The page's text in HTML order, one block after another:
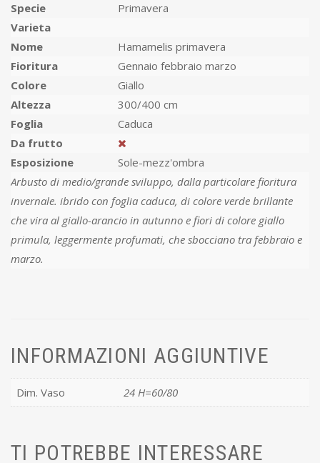
Specie
Primavera
Varieta
Nome
Hamamelis primavera
Fioritura
Gennaio febbraio marzo
Colore
Giallo
Altezza
300/400 cm
Foglia
Caduca
Da frutto
Esposizione
Sole-mezz'ombra
Arbusto di medio/grande sviluppo, dalla particolare fioritura
invernale. ibrido con foglia caduca, di colore verde brillante
che vira al giallo-arancio in autunno e fiori di colore giallo
primula, leggermente profumati, che sbocciano tra febbraio e
marzo.
INFORMAZIONI AGGIUNTIVE
Dim. Vaso 24 H=60/80
TI POTREBBE INTERESSARE